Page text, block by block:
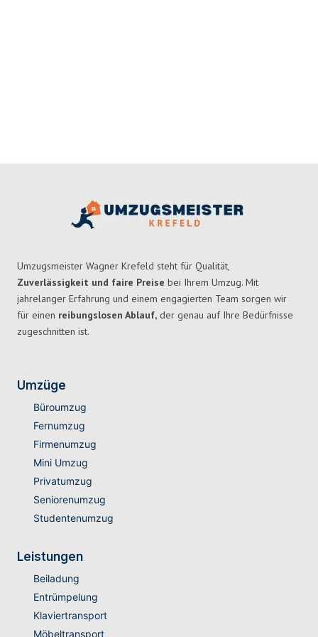
Umzugsmeister Wagner Krefeld steht für Qualität,
Zuverlässigkeit und faire Preise bei Ihrem Umzug. Mit
jahrelanger Erfahrung und einem engagierten Team sorgen wir
für einen reibungslosen Ablauf, der genau auf Ihre Bedürfnisse
zugeschnitten ist.
Umzüge
Büroumzug
Fernumzug
Firmenumzug
Mini Umzug
Privatumzug
Seniorenumzug
Studentenumzug
Leistungen
Beiladung
Entrümpelung
Klaviertransport
Möbeltransport